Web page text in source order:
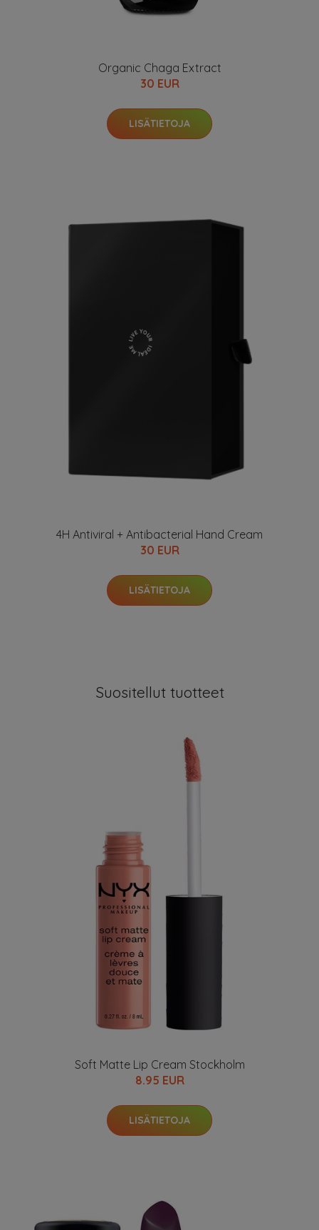
Organic Chaga Extract
30 EUR
LISÄTIETOJA
4H Antiviral + Antibacterial Hand Cream
30 EUR
LISÄTIETOJA
Suositellut tuotteet
Soft Matte Lip Cream Stockholm
8.95 EUR
LISÄTIETOJA